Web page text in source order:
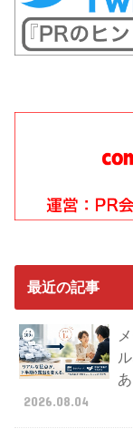
最近の記事
2026.08.04